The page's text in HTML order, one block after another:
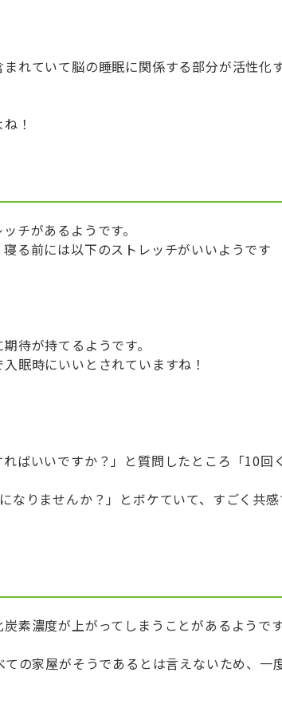
れていて脳の睡眠に関係する部分が活性化
！
チがあるようです。
る前には以下のストレッチがいいようです
待が持てるようです。
眠時にいいとされていますね！
ばいいですか？」と質問したところ「10回
なりませんか？」とボケていて、すごく共感
素濃度が上がってしまうことがあるようです
の家屋がそうであるとは言えないため、一